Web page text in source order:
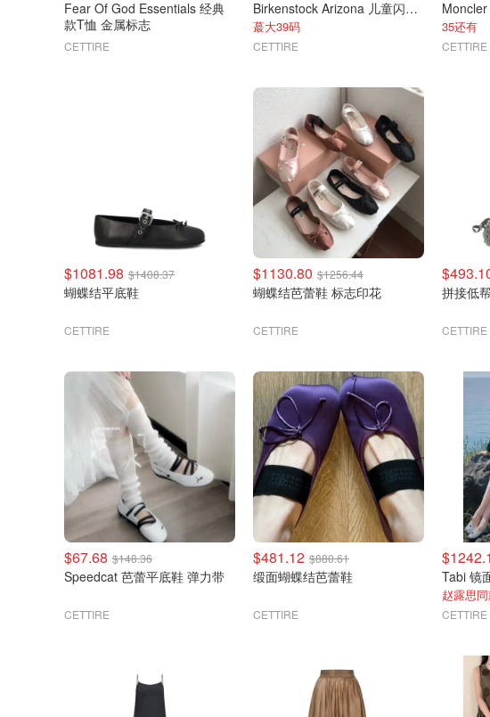
Fear Of God Essentials 经典
款T恤 金属标志
CETTIRE
Birkenstock Arizona 儿童闪耀凉鞋
蕞大39码
CETTIRE
35还有
CETTIRE
$1081.98 $1408.37
蝴蝶结平底鞋
CETTIRE
$1130.80 $1256.44
蝴蝶结芭蕾鞋 标志印花
CETTIRE
拼接低
CETTIRE
$67.68 $148.36
Speedcat 芭蕾平底鞋 弹力带
CETTIRE
$481.12 $880.61
缎面蝴蝶结芭蕾鞋
CETTIRE
Tabi 镜
赵露思
CETTIRE